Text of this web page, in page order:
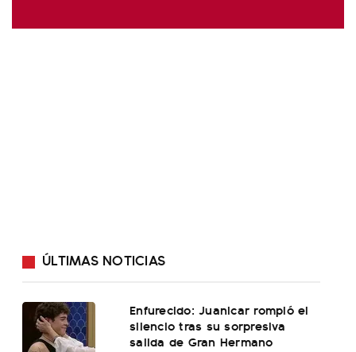
ÚLTIMAS NOTICIAS
Enfurecido: Juanicar rompió el
silencio tras su sorpresiva
salida de Gran Hermano